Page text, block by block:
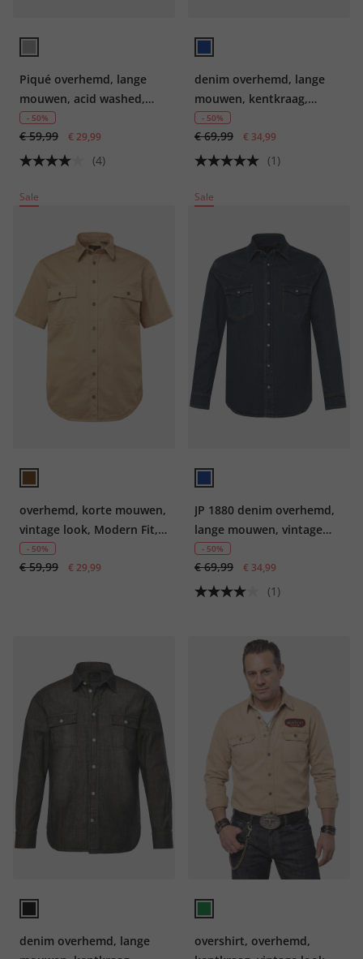
Piqué overhemd, lange
mouwen, acid washed,
kentkraag, modern fit, tot
8 XL
- 50%
€ 59,99 € 29,99
(4)
denim overhemd, lange
mouwen, kentkraag,
vintage look, Modern-Fit,
tot 8XL
- 50%
€ 69,99 € 34,99
(1)
Sale
overhemd, korte mouwen,
vintage look, Modern Fit,
kentkraag, tot 8XL
- 50%
€ 59,99 € 29,99
Sale
JP 1880 denim overhemd,
lange mouwen, vintage
look, kentkraag, Modern
Fit, tot 8XL
- 50%
€ 69,99 € 34,99
(1)
denim overhemd, lange
overshirt, overhemd,